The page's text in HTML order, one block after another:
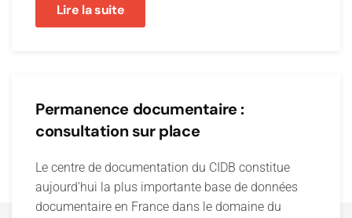
Lire la suite
Permanence documentaire :
consultation sur place
Le centre de documentation du CIDB constitue
aujourd'hui la plus importante base de données
documentaire en France dans le domaine du